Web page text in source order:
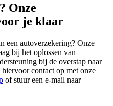
Onze
je klaar
een autoverzekering? Onze
bij het oplossen van
bij de overstap naar
contact op met onze
of stuur een e-mail naar